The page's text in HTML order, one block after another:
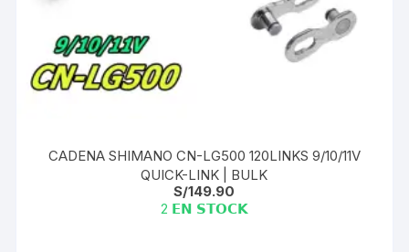
CADENA SHIMANO CN-LG500 120LINKS 9/10/11V
QUICK-LINK | BULK
S/149.90
2 𝗘𝗡 𝗦𝗧𝗢𝗖𝗞